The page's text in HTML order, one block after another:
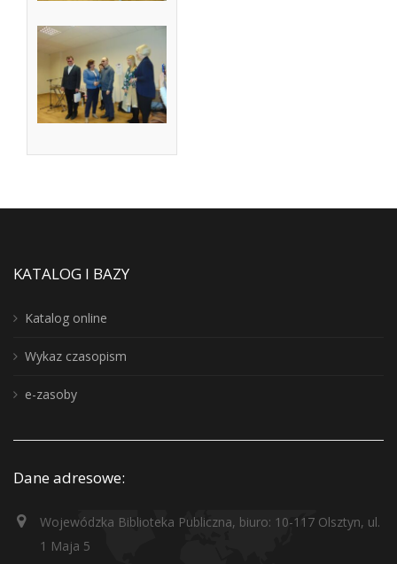
KATALOG I BAZY
Katalog online
Wykaz czasopism
e-zasoby
Dane adresowe:
Wojewódzka Biblioteka Publiczna, biuro: 10-117 Olsztyn, ul.
1 Maja 5